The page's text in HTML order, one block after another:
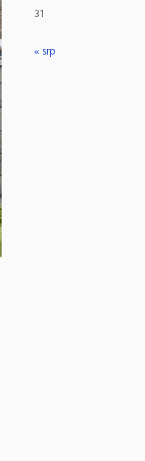
31
« srp